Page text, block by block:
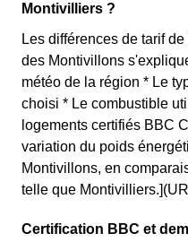
Montivilliers ?
Les différences de tarif
des Montivillons
météo de la région * Le
choisi * Le combustible
logements certifiés BBC
variation du poids
Montivillons, en
telle que
Certification BBC et